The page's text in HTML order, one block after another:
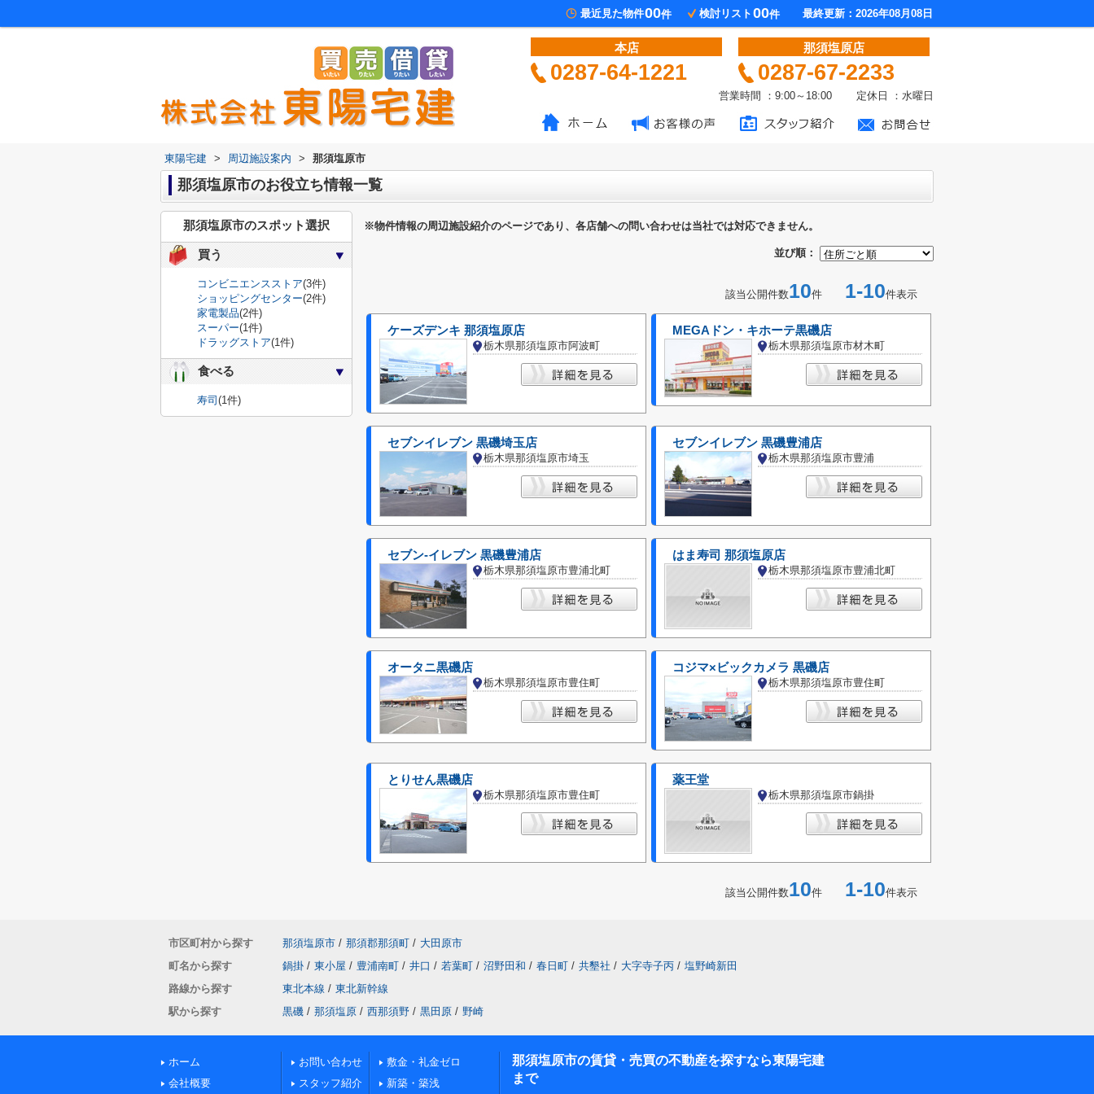
最近見た物件00件 検討リスト 00件 最終更新：2026年08月08日
本店
0287-64-1221
那須塩原店
0287-67-2233
営業時間 ：9:00～18:00 定休日 ：水曜日
東陽宅建 > 周辺施設案内 > 那須塩原市
那須塩原市のお役立ち情報一覧
※物件情報の周辺施設紹介のページであり、各店舗への問い合わせは当社では対応できません。
並び順：
該当公開件数10件 1-10件表示
ケーズデンキ 那須塩原店
栃木県那須塩原市阿波町
MEGAドン・キホーテ黒磯店
栃木県那須塩原市材木町
セブンイレブン 黒磯埼玉店
栃木県那須塩原市埼玉
セブンイレブン 黒磯豊浦店
栃木県那須塩原市豊浦
セブン‐イレブン 黒磯豊浦店
栃木県那須塩原市豊浦北町
はま寿司 那須塩原店
栃木県那須塩原市豊浦北町
オータニ黒磯店
栃木県那須塩原市豊住町
コジマ×ビックカメラ 黒磯店
栃木県那須塩原市豊住町
とりせん黒磯店
栃木県那須塩原市豊住町
薬王堂
栃木県那須塩原市鍋掛
該当公開件数10件 1-10件表示
那須塩原市のスポット選択
買う
コンビニエンスストア(3件)
ショッピングセンター(2件)
家電製品(2件)
スーパー(1件)
ドラッグストア(1件)
食べる
寿司 (1件)
市区町村から探す 那須塩原市 / 那須郡那須町 / 大田原市
町名から探す
鍋掛 / 東小屋 / 豊浦南町 / 井口 / 若葉町 / 沼野田和 / 春日町 / 共墾社 / 大字寺子丙 / 塩野崎新田
路線から探す
東北本線 / 東北新幹線
駅から探す
黒磯 / 那須塩原 / 西那須野 / 黒田原 / 野崎
ホーム
会社概要
お問い合わせ
スタッフ紹介
敷金・礼金ゼロ
新築・築浅
那須塩原市の賃貸・売買の不動産を探すなら東陽宅建
まで